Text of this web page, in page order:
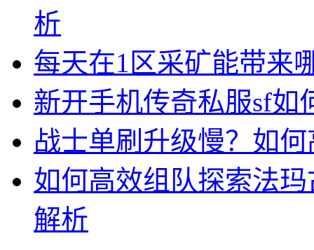
析
每天在1区采矿能带来
新开手机传奇私服sf如
战士单刷升级慢？如
如何高效组队探索法
解析